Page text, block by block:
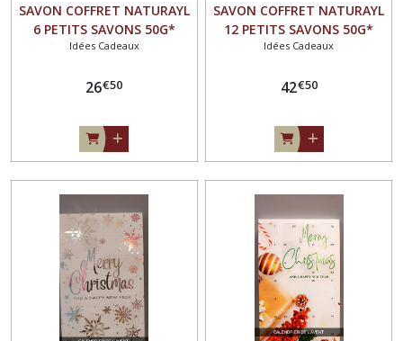
SAVON COFFRET NATURAYL
6 PETITS SAVONS 50G*
Idées Cadeaux
26€50
SAVON COFFRET NATURAYL
12 PETITS SAVONS 50G*
Idées Cadeaux
42€50